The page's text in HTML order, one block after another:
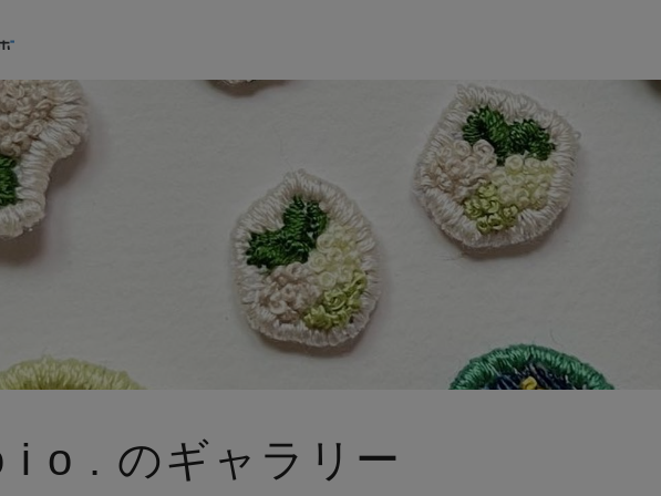
i o . のギャラリー